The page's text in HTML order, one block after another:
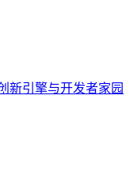
新引擎与开发者家园